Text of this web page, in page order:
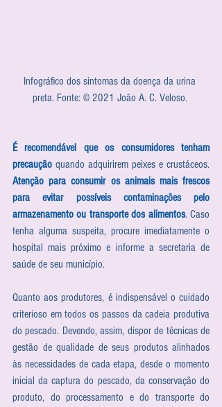
Infográfico dos sintomas da doença da urina
preta. Fonte: © 2021 João A. C. Veloso.
É recomendável que os consumidores tenham
precaução
Atenção para consumir os animais mais frescos
para evitar possíveis contaminações pelo
armazenamento ou transporte dos alimentos. Caso
tenha alguma suspeita, procure imediatamente o
hospital mais próximo e informe a secretaria de
saúde de seu município.
Quanto aos produtores, é indispensável o cuidado
criterioso em todos os passos da cadeia produtiva
do pescado. Devendo, assim, dispor de técnicas de
gestão de qualidade de seus produtos alinhados
às necessidades de cada etapa, desde o momento
inicial da captura do pescado, da conservação do
produto, do processamento e do transporte do